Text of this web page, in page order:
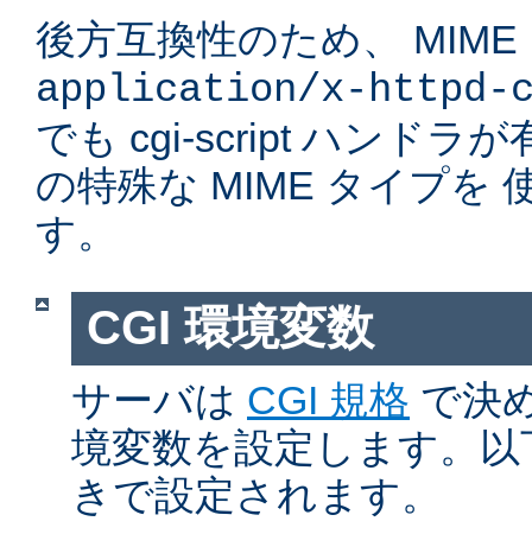
後方互換性のため、
application/x-httpd-
でも cgi-script ハンドラが
の特殊な MIME タイプを
す。
CGI 環境変数
サーバは CGI 規格 で決
境変数を設定します。
きで設定されます。